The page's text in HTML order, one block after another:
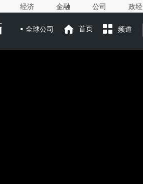
经济 金融 公司 政经
全球公司 首页 频道